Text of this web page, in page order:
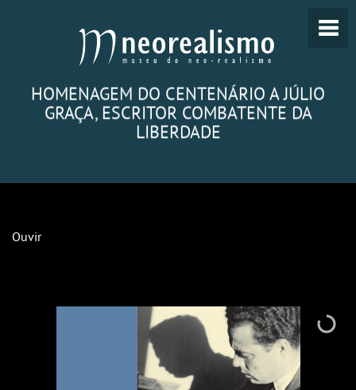
HOMENAGEM DO CENTENÁRIO A JÚLIO
GRAÇA, ESCRITOR COMBATENTE DA
LIBERDADE
Ouvir